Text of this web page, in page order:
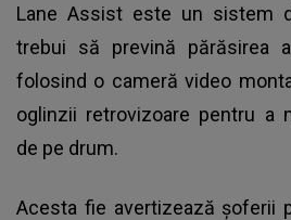
Lane Assist este un sistem
trebui să prevină părăsirea
folosind o cameră video
oglinzii retrovizoare pentru a
de pe drum.
Acesta fie avertizează șoferii